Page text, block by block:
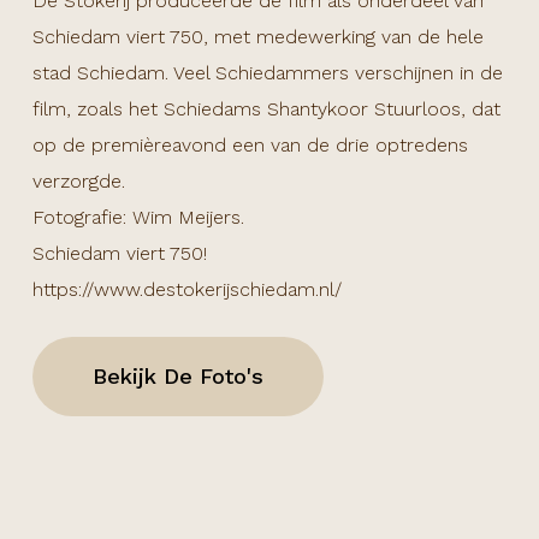
Schiedam viert 750, met medewerking van de hele
stad Schiedam. Veel Schiedammers verschijnen in de
film, zoals het Schiedams Shantykoor Stuurloos, dat
op de premièreavond een van de drie optredens
verzorgde.
Fotografie: Wim Meijers.
Schiedam viert 750!
https://www.destokerijschiedam.nl/
Bekijk De Foto's